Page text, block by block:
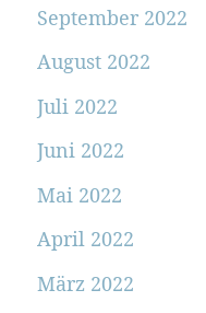
September 2022
August 2022
Juli 2022
Juni 2022
Mai 2022
April 2022
März 2022